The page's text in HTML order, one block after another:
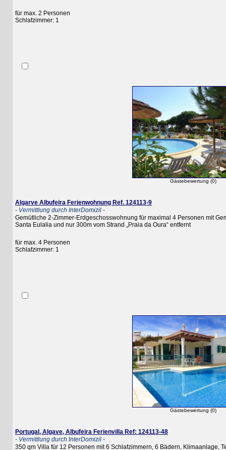
für max. 2 Personen
Schlafzimmer: 1
Gästebewertung (0)
Algarve Albufeira Ferienwohnung Ref. 124113-9
- Vermittlung durch InterDomizil -
Gemütliche 2-Zimmer-Erdgeschosswohnung für maximal 4 Personen mit
Santa Eulalia und nur 300m vom Strand „Praia da Oura“ entfernt
für max. 4 Personen
Schlafzimmer: 1
Gästebewertung (0)
Portugal, Algave, Albufeira Ferienvilla Ref: 124113-48
- Vermittlung durch InterDomizil -
350 qm Villa für 12 Personen mit 6 Schlafzimmern, 6 Bädern, Klimaanlage,